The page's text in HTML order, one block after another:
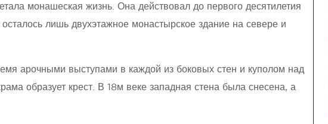
монашеская жизнь. Она действовал до первого десятилетия
осталось лишь двухэтажное монастырское здание на севере и
арочными выступами в каждой из боковых стен и куполом над
образует крест. В 18м веке западная стена была снесена, а